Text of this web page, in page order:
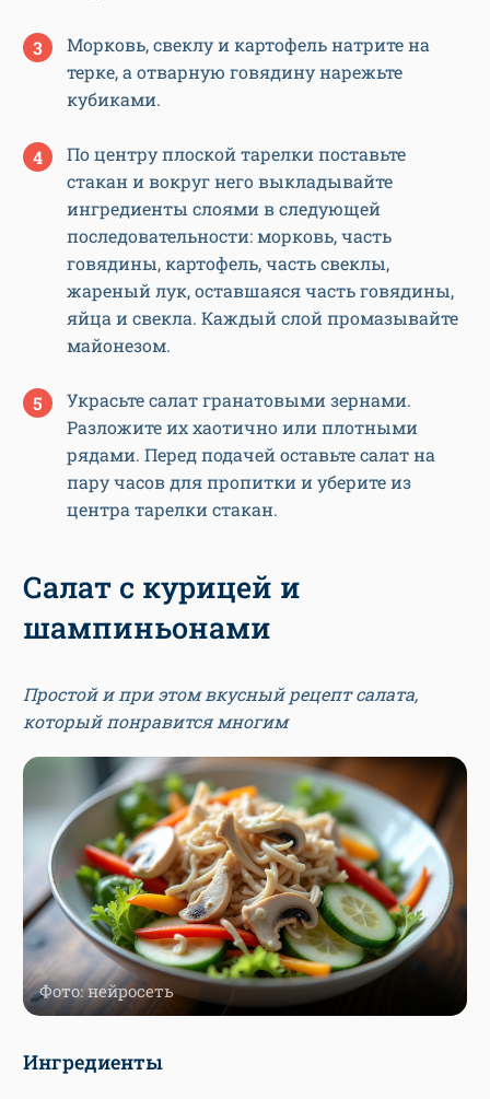
Морковь, свеклу и картофель натрите на
терке, а отварную говядину нарежьте
кубиками.
По центру плоской тарелки поставьте
стакан и вокруг него выкладывайте
ингредиенты слоями в следующей
последовательности: морковь, часть
говядины, картофель, часть свеклы,
жареный лук, оставшаяся часть говядины,
яйца и свекла. Каждый слой промазывайте
майонезом.
Украсьте салат гранатовыми зернами.
Разложите их хаотично или плотными
рядами. Перед подачей оставьте салат на
пару часов для пропитки и уберите из
центра тарелки стакан.
Салат с курицей и
шампиньонами
Простой и при этом вкусный рецепт салата,
который понравится многим
Фото: нейросеть
Ингредиенты